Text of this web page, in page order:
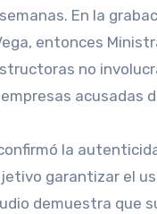
En la
entonces
no
acusadas
la
garantizar el
demuestra que